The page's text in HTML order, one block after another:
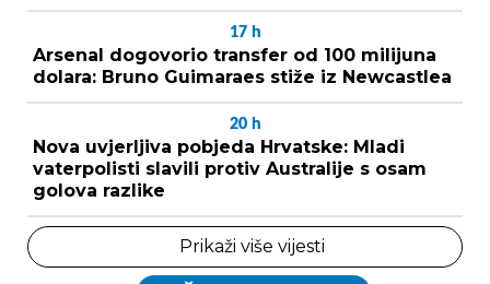
17 h
Arsenal dogovorio transfer od 100 milijuna
dolara: Bruno Guimaraes stiže iz Newcastlea
20 h
Nova uvjerljiva pobjeda Hrvatske: Mladi
vaterpolisti slavili protiv Australije s osam
golova razlike
Prikaži više vijesti